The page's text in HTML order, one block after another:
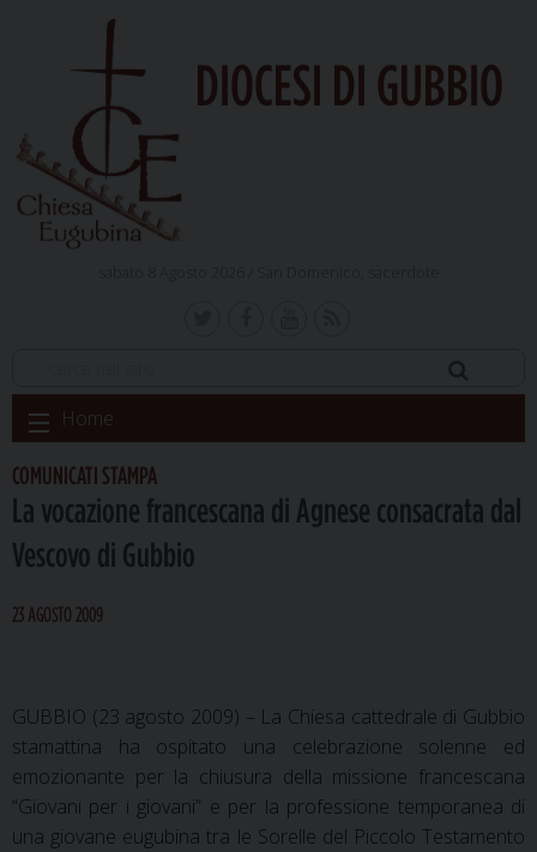
DIOCESI DI GUBBIO
Skip
to
content
Home
COMUNICATI STAMPA
La vocazione francescana di Agnese consacrata dal
Vescovo di Gubbio
23 AGOSTO 2009
GUBBIO (23 agosto 2009) – La Chiesa cattedrale di Gubbio
stamattina ha ospitato una celebrazione solenne ed
emozionante per la chiusura della missione francescana
“Giovani per i giovani” e per la professione temporanea di
una giovane eugubina tra le Sorelle del Piccolo Testamento